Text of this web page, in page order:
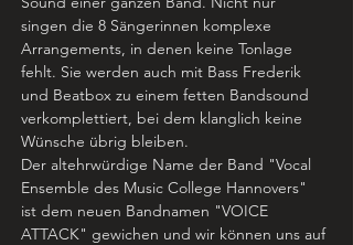
singen die 8 Sängerinnen komplexe
Arrangements, in denen keine Tonlage
fehlt. Sie werden auch mit Bass Frederik
und Beatbox zu einem fetten Bandsound
verkomplettiert, bei dem klanglich keine
Wünsche übrig bleiben.
Der altehrwürdige Name der Band "Vocal
Ensemble des Music College Hannovers"
ist dem neuen Bandnamen "VOICE
ATTACK" gewichen und wir können uns auf